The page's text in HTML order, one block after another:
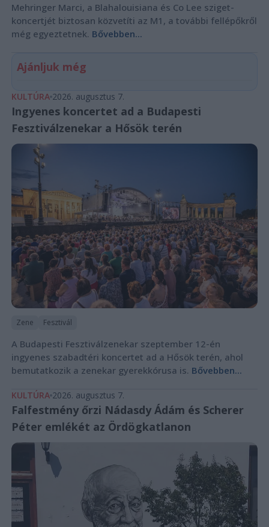
Mehringer Marci, a Blahalouisiana és Co Lee sziget-
koncertjét biztosan közvetíti az M1, a további fellépőkről
még egyeztetnek. Bővebben...
Ajánljuk még
KULTÚRA 2026. augusztus 7.
Ingyenes koncertet ad a Budapesti
Fesztiválzenekar a Hősök terén
Zene Fesztivál
A Budapesti Fesztiválzenekar szeptember 12-én
ingyenes szabadtéri koncertet ad a Hősök terén, ahol
bemutatkozik a zenekar gyerekkórusa is. Bővebben...
KULTÚRA 2026. augusztus 7.
Falfestmény őrzi Nádasdy Ádám és Scherer
Péter emlékét az Ördögkatlanon